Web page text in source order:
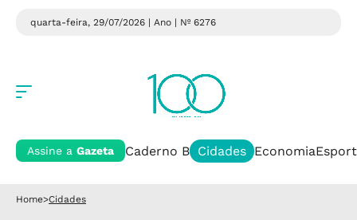
quarta-feira, 29/07/2026 | Ano | Nº 6276
Assine a Gazeta Caderno B Cidades Economia
Home>Cidades